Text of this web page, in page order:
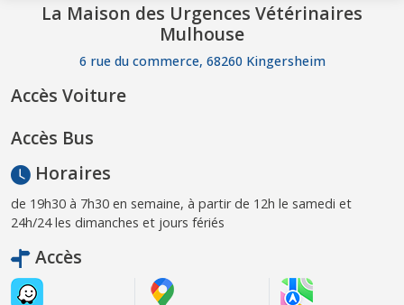
La Maison des Urgences Vétérinaires
Mulhouse
6 rue du commerce, 68260 Kingersheim
Accès Voiture
Accès Bus
Horaires
de 19h30 à 7h30 en semaine, à partir de 12h le samedi et
24h/24 les dimanches et jours fériés
Accès